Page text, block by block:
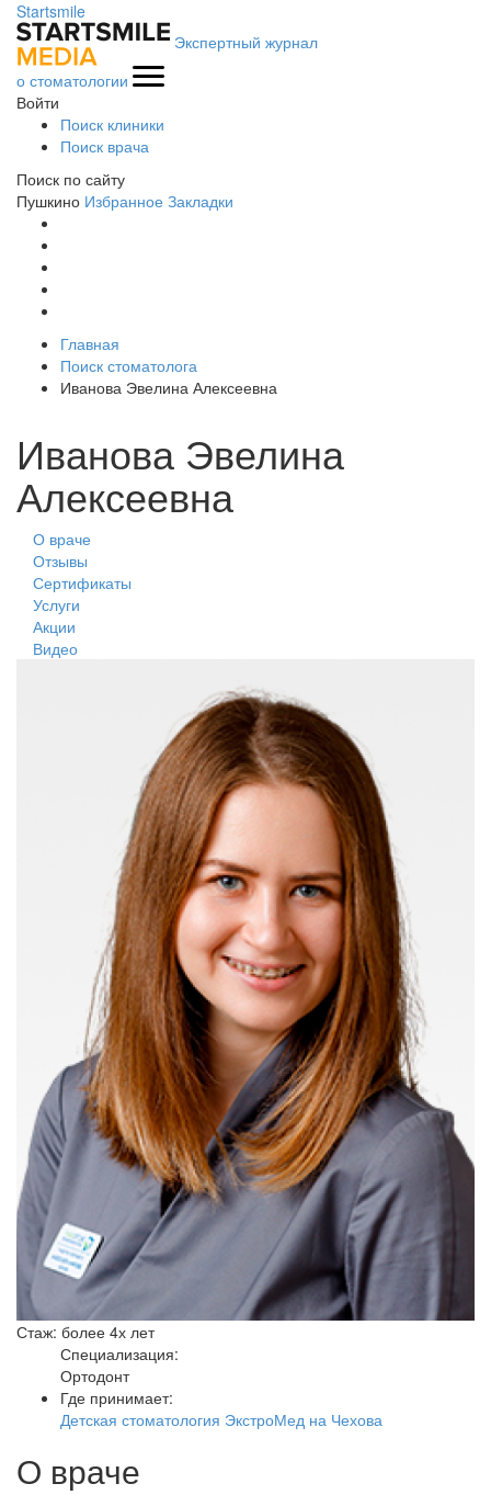
Startsmile
Экспертный журнал
о стоматологии
Войти
Поиск клиники
Поиск врача
Поиск по сайту
Пушкино Избранное Закладки
Главная
Поиск стоматолога
Иванова Эвелина Алексеевна
Иванова Эвелина
Алексеевна
О враче
Отзывы
Сертификаты
Услуги
Акции
Видео
Стаж: более 4х лет
Специализация:
Ортодонт
Где принимает:
Детская стоматология ЭкстроМед на Чехова
О враче